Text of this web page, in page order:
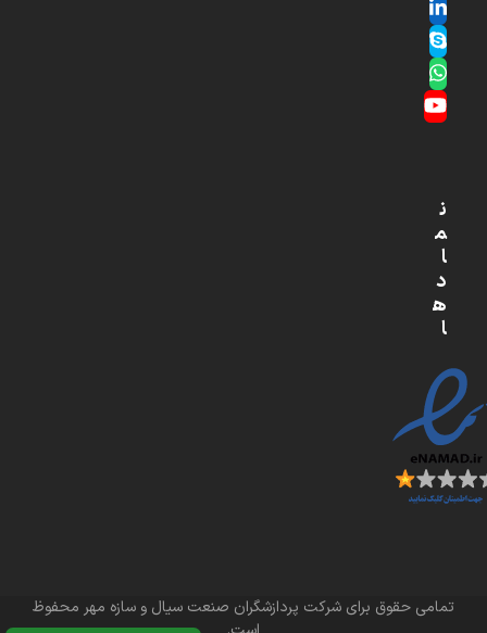
LinkedIn
Skype
Whatsapp
YouTube
ن
م
ا
د
ه
ا
تمامی حقوق برای شرکت پردازشگران صنعت سیال و سازه مهر محفوظ